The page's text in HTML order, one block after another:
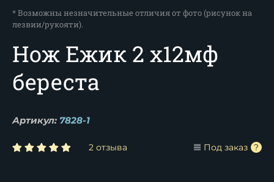
* Возможны незначительные отличия от фото (рисунок на
лезвии/рукояти).
Нож Ежик 2 х12мф
береста
Артикул: 7828-1
2 отзыва Под заказ